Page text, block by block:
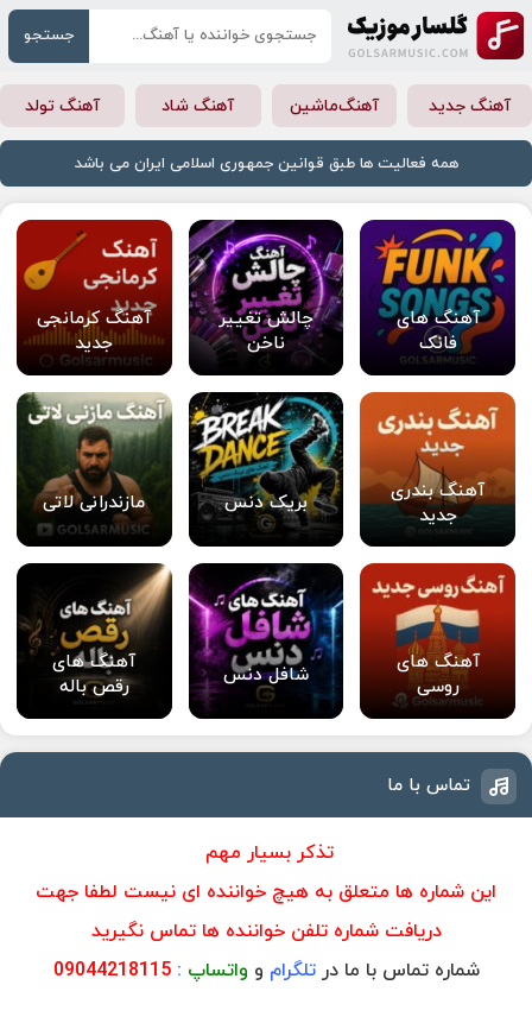
جستجو
آهنگ جدید آهنگ‌ماشین آهنگ شاد آهنگ تولد
همه فعالیت ها طبق قوانین جمهوری اسلامی ایران می باشد
آهنگ های
فانک
چالش تغییر
ناخن
آهنگ کرمانجی
جدید
آهنگ بندری
جدید
بریک دنس مازندرانی لاتی
آهنگ های
روسی
شافل دنس
آهنگ های
رقص باله
تماس با ما
تذکر بسیار مهم
این شماره ها متعلق به هیچ خواننده ای نیست لطفا جهت
دریافت شماره تلفن خواننده ها تماس نگیرید
شماره تماس با ما در تلگرام و واتساپ :
09044218115